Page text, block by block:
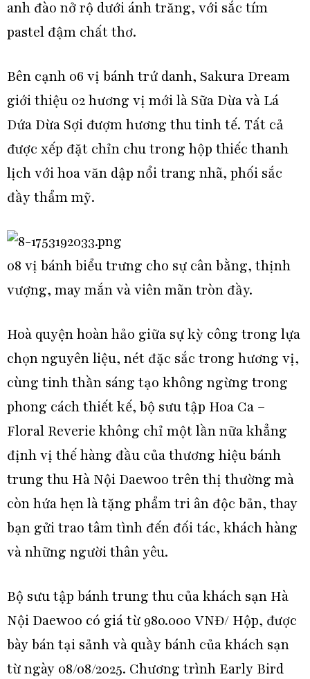
anh đào nở rộ dưới ánh trăng, với sắc tím
pastel đậm chất thơ.
Bên cạnh 06 vị bánh trứ danh, Sakura Dream
giới thiệu 02 hương vị mới là Sữa Dừa và Lá
Dứa Dừa Sợi đượm hương thu tinh tế. Tất cả
được xếp đặt chỉn chu trong hộp thiếc thanh
lịch với hoa văn dập nổi trang nhã, phối sắc
đầy thẩm mỹ.
08 vị bánh biểu trưng cho sự cân bằng, thịnh
vượng, may mắn và viên mãn tròn đầy.
Hoà quyện hoàn hảo giữa sự kỳ công trong lựa
chọn nguyên liệu, nét đặc sắc trong hương vị,
cùng tinh thần sáng tạo không ngừng trong
phong cách thiết kế, bộ sưu tập Hoa Ca –
Floral Reverie không chỉ một lần nữa khẳng
định vị thế hàng đầu của thương hiệu bánh
trung thu Hà Nội Daewoo trên thị thường mà
còn hứa hẹn là tặng phẩm tri ân độc bản, thay
bạn gửi trao tâm tình đến đối tác, khách hàng
và những người thân yêu.
Bộ sưu tập bánh trung thu của khách sạn Hà
Nội Daewoo có giá từ 980.000 VNĐ/ Hộp, được
bày bán tại sảnh và quầy bánh của khách sạn
từ ngày 08/08/2025. Chương trình Early Bird